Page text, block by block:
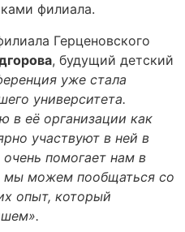
филиала.
Герценовского
, будущий детский
уже стала
университета.
в её организации как
участвуют в ней в
помогает нам в
мы можем пообщаться со
опыт, который